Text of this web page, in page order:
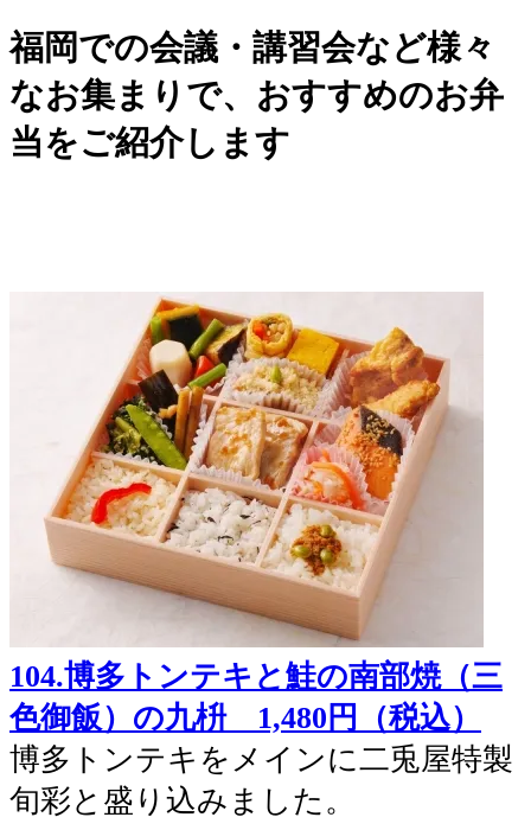
福岡での会議・講習会など様々
なお集まりで、おすすめのお弁
当をご紹介します
104.博多トンテキと鮭の南部焼（三
色御飯）の九枡 1,480円（税込）
博多トンテキをメインに二兎屋特製
旬彩と盛り込みました。